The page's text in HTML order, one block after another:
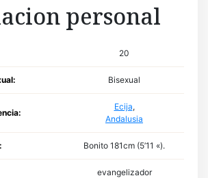
personal
20
Bisexual
Ecija,
Andalusia
Bonito 181cm (5’11 «).
evangelizador